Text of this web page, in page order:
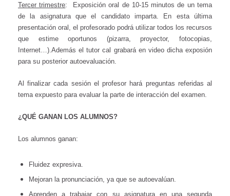
Tercer trimestre: Exposición oral de 10-15 minutos de un tema
de la asignatura que el candidato imparta. En esta última
presentación oral, el profesorado podrá utilizar todos los recursos
que estime oportunos (pizarra, proyector, fotocopias,
Internet…).Además el tutor cal grabará en video dicha exposión
para su posterior autoevaluación.
Al finalizar cada sesión el profesor hará preguntas referidas al
tema expuesto para evaluar la parte de interacción del examen.
¿QUÉ GANAN LOS ALUMNOS?
Los alumnos ganan:
Fluidez expresiva.
Mejoran la pronunciación, ya que se autoevalúan.
Aprenden a trabajar con su asignatura en una segunda